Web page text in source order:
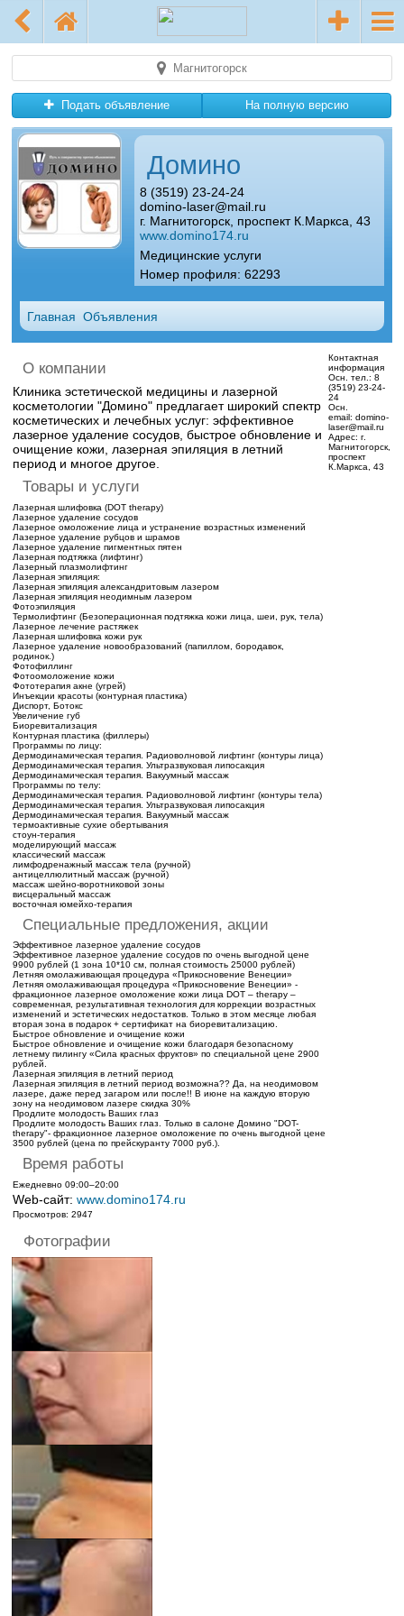
Магнитогорск
Подать объявление На полную версию
Домино
8 (3519) 23-24-24
domino-laser@mail.ru
г. Магнитогорск, проспект К.Маркса, 43
www.domino174.ru
Медицинские услуги
Номер профиля: 62293
Главная Объявления
О компании
Клиника эстетической медицины и лазерной
косметологии "Домино" предлагает широкий спектр
косметических и лечебных услуг: эффективное
лазерное удаление сосудов, быстрое обновление и
очищение кожи, лазерная эпиляция в летний
период и многое другое.
Товары и услуги
Лазерная шлифовка (DOT therapy)
Лазерное удаление сосудов
Лазерное омоложение лица и устранение возрастных изменений
Лазерное удаление рубцов и шрамов
Лазерное удаление пигментных пятен
Лазерная подтяжка (лифтинг)
Лазерный плазмолифтинг
Лазерная эпиляция:
Лазерная эпиляция александритовым лазером
Лазерная эпиляция неодимным лазером
Фотоэпиляция
Термолифтинг (Безоперационная подтяжка кожи лица, шеи, рук, тела)
Лазерное лечение растяжек
Лазерная шлифовка кожи рук
Лазерное удаление новообразований (папиллом, бородавок,
родинок.)
Фотофиллинг
Фотоомоложение кожи
Фототерапия акне (угрей)
Инъекции красоты (контурная пластика)
Диспорт, Ботокс
Увеличение губ
Биоревитализация
Контурная пластика (филлеры)
Программы по лицу:
Дермодинамическая терапия. Радиоволновой лифтинг (контуры лица)
Дермодинамическая терапия. Ультразвуковая липосакция
Дермодинамическая терапия. Вакуумный массаж
Программы по телу:
Дермодинамическая терапия. Радиоволновой лифтинг (контуры тела)
Дермодинамическая терапия. Ультразвуковая липосакция
Дермодинамическая терапия. Вакуумный массаж
термоактивные сухие обертывания
стоун-терапия
моделирующий массаж
классический массаж
лимфодренажный массаж тела (ручной)
антицеллюлитный массаж (ручной)
массаж шейно-воротниковой зоны
висцеральный массаж
восточная юмейхо-терапия
Специальные предложения, акции
Эффективное лазерное удаление сосудов
Эффективное лазерное удаление сосудов по очень выгодной цене
9900 рублей (1 зона 10*10 см, полная стоимость 25000 рублей)
Летняя омолаживающая процедура «Прикосновение Венеции»
Летняя омолаживающая процедура «Прикосновение Венеции» -
фракционное лазерное омоложение кожи лица DOT – therapy –
современная, результативная технология для коррекции возрастных
изменений и эстетических недостатков. Только в этом месяце любая
вторая зона в подарок + сертификат на биоревитализацию.
Быстрое обновление и очищение кожи
Быстрое обновление и очищение кожи благодаря безопасному
летнему пилингу «Сила красных фруктов» по специальной цене 2900
рублей.
Лазерная эпиляция в летний период
Лазерная эпиляция в летний период возможна?? Да, на неодимовом
лазере, даже перед загаром или после!! В июне на каждую вторую
зону на неодимовом лазере скидка 30%
Продлите молодость Ваших глаз
Продлите молодость Ваших глаз. Только в салоне Домино "DOT-
therapy"- фракционное лазерное омоложение по очень выгодной цене
3500 рублей (цена по прейскуранту 7000 руб.).
Время работы
Ежедневно 09:00–20:00
Web-сайт:www.domino174.ru
Просмотров: 2947
Контактная
информация
Осн. тел.:8
(3519) 23-24-
24
Осн.
email:domino-
laser@mail.ru
Адрес:г.
Магнитогорск,
проспект
К.Маркса, 43
Фотографии